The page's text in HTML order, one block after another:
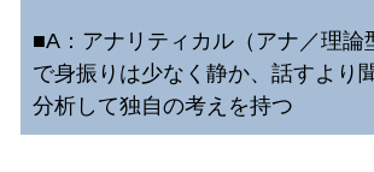
■A：アナリティカル（アナ／理
で身振りは少なく静か、話すより
分析して独自の考えを持つ